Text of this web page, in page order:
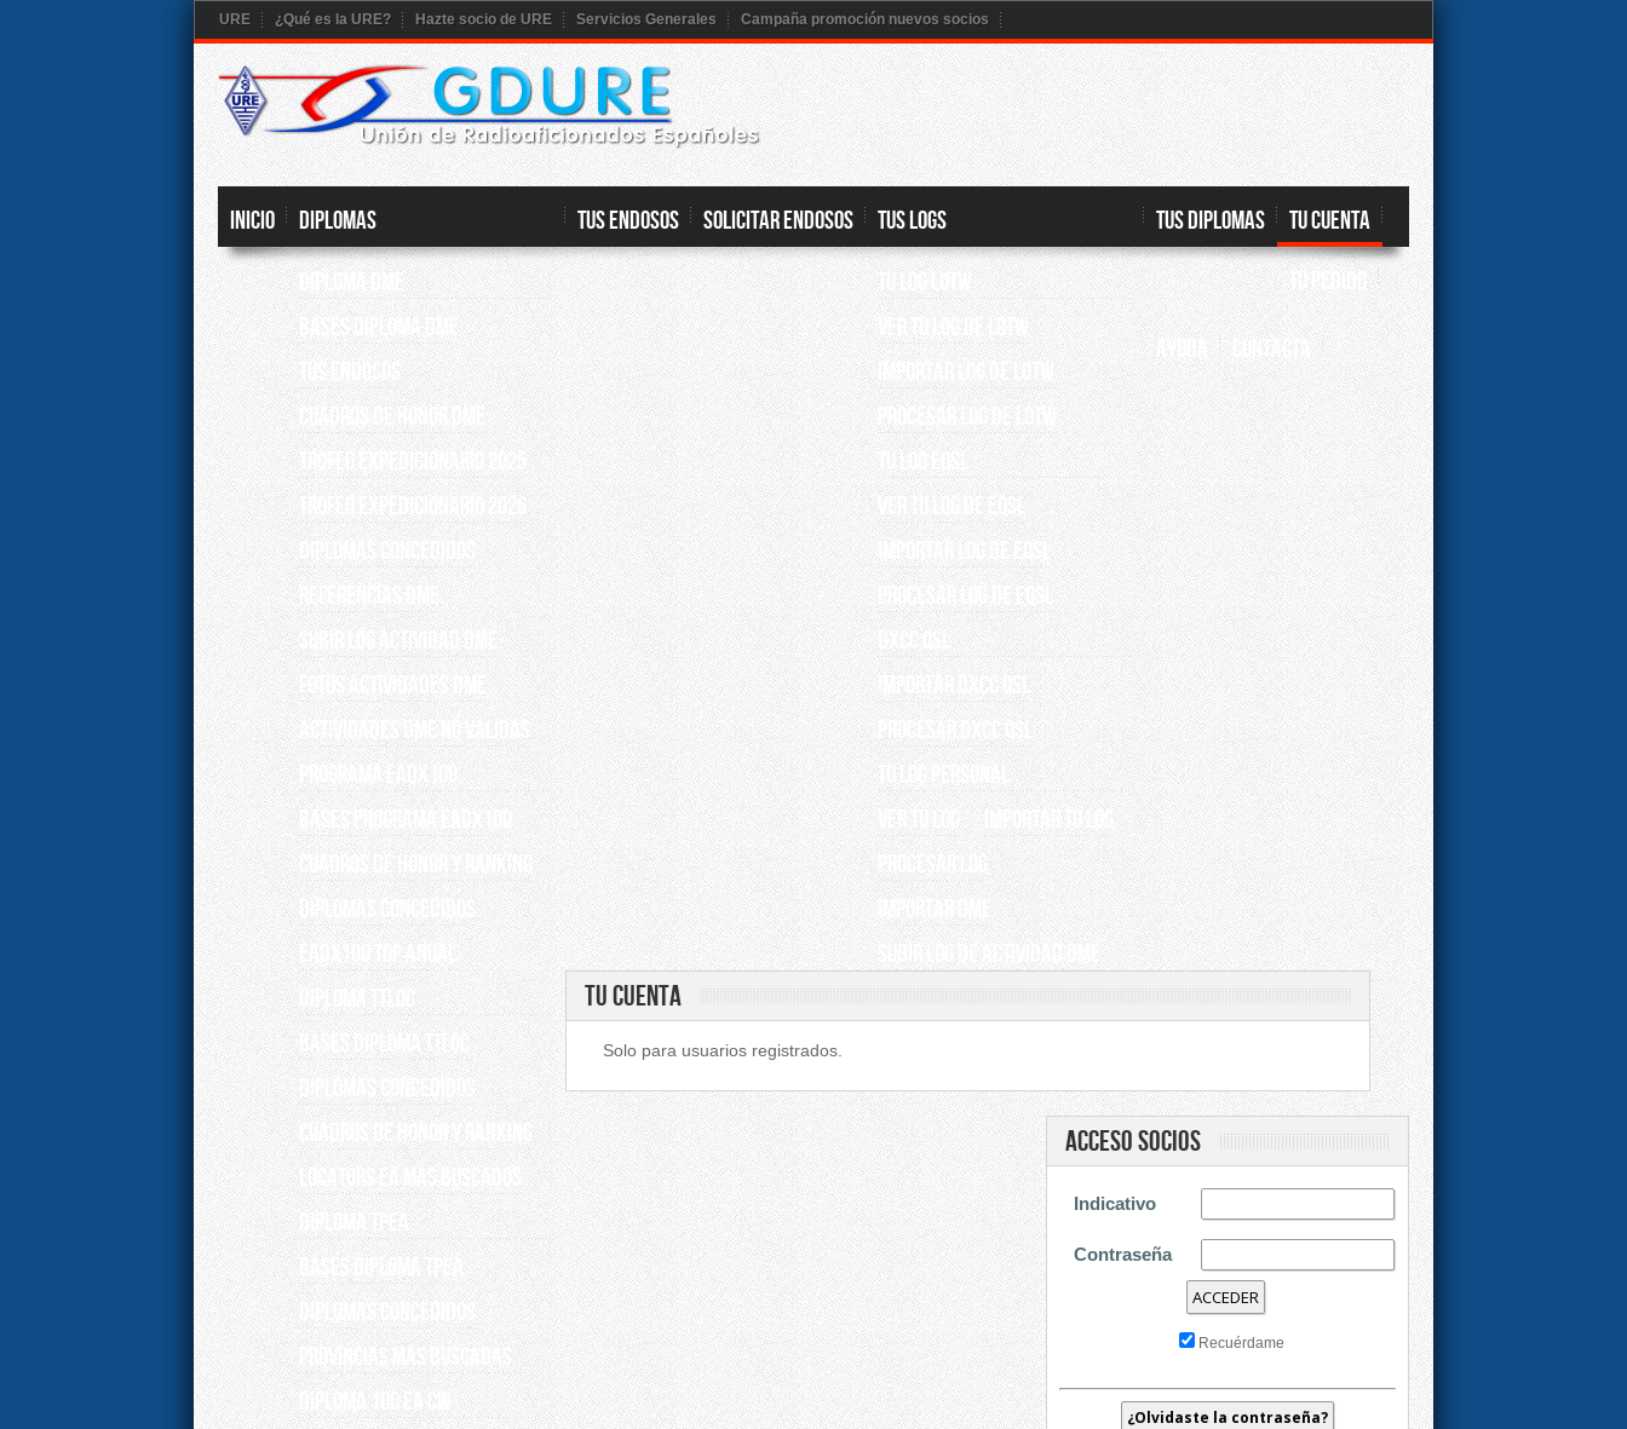
URE ¿Qué es la URE? Hazte socio de URE Servicios Generales Campaña promoción nuevos socios
Inicio DIPLOMAS
DIPLOMA DME
BASES DIPLOMA DME
TUS ENDOSOS
CUADROS DE HONOR DME
TROFEO EXPEDICIONARIO 2025
TROFEO EXPEDICIONARIO 2026
DIPLOMAS CONCEDIDOS
REFERENCIAS DME
SUBIR LOG ACTIVIDAD DME
FOTOS ACTIVIDADES DME
Actividades DME no válidas
PROGRAMA EADX100
Bases programa EADX100
Cuadros de Honor y Ranking
Diplomas concedidos
EADX100 TOP ANUAL
DIPLOMA TTLOC
Bases Diploma TTLOC
DIPLOMAS CONCEDIDOS
Cuadros de Honor y Ranking
Locators EA más buscados
DIPLOMA TPEA
BASES DIPLOMA TPEA
DIPLOMAS CONCEDIDOS
Provincias más buscadas
DIPLOMA 100 EA CW
TUS ENDOSOS SOLICITAR ENDOSOS TUS LOGS
TU LOG LOTW
VER TU LOG DE LOTW
IMPORTAR LOG DE LOTW
PROCESAR LOG DE LOTW
TU LOG EQSL
VER TU LOG DE EQSL
IMPORTAR LOG DE EQSL
PROCESAR LOG DE EQSL
DXCC QSL
IMPORTAR DXCC QSL
PROCESAR DXCC QSL
TU LOG PERSONAL
VER TU LOG
IMPORTAR TU LOG
PROCESAR LOG
IMPORTAR DME
SUBIR LOG DE ACTIVIDAD DME
TUS DIPLOMAS
TU CUENTA
TU PEDIDO
Ayuda CONTACTA
TU CUENTA
Solo para usuarios registrados.
Acceso socios
Indicativo
Contraseña
Recuérdame
¿Olvidaste la contraseña?